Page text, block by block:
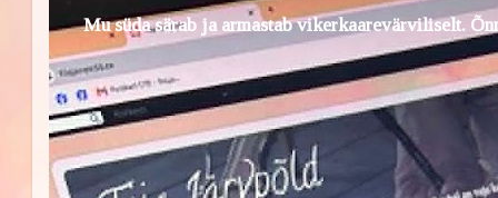
Mu süda särab ja armastab vikerkaarevärviliselt.